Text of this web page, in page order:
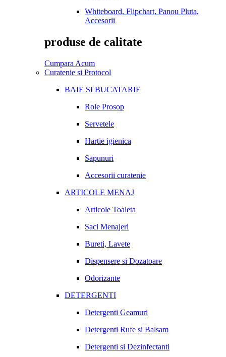
Whiteboard, Flipchart, Panou Pluta,
Accesorii
produse de calitate
Cumpara Acum
Curatenie si Protocol
BAIE SI BUCATARIE
Role Prosop
Servetele
Hartie igienica
Sapunuri
Accesorii curatenie
ARTICOLE MENAJ
Articole Toaleta
Saci Menajeri
Bureti, Lavete
Dispensere si Dozatoare
Odorizante
DETERGENTI
Detergenti Geamuri
Detergenti Rufe si Balsam
Detergenti si Dezinfectanti